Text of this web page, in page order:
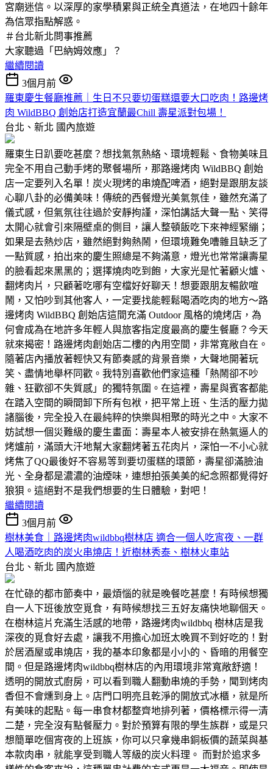
宮廟迷信。以深厚的家學積累與正統全真道法，在地四十餘年
為信眾指點解惑。
＃台北新北問事推薦
大家聽過「巴納姆效應」？
繼續閱讀
3個月前
羅東慶生餐廳推薦｜生日不只要切蛋糕還要大口吃肉！路邊烤
肉 WildBBQ 創始店打造宜蘭最Chill 壽星派對包場！
台北、新北 國內旅遊
羅東生日趴要吃甚麼？想找氣氛熱絡、環境輕鬆、食物美味且
完全不用自己動手烤的聚餐場所，那路邊烤肉 WildBBQ 創始
店一定要列入名單！炭火現烤的串燒配啤酒，絕對是跟朋友談
心聊八卦的必備美味！傳統的西餐燈光美氣氛佳，雖然充滿了
儀式感，但氣氛往往過於安靜拘謹，深怕講話大聲一點、笑得
太開心就會引來隔壁桌的側目，讓人整頓飯吃下來神經緊繃；
如果是去熱炒店，雖然絕對夠熱鬧，但環境難免嘈雜且缺乏了
一點質感，拍出來的慶生照總是不夠滿意，燈光也常常讓壽星
的臉看起來黑黑的；選擇燒肉吃到飽，大家光是忙著顧火爐、
翻烤肉片，只顧著吃哪有空檔好好聊天！想要跟朋友暢飲喧
鬧，又怕吵到其他客人，一定要找能輕鬆喝酒吃肉的地方～路
邊烤肉 WildBBQ 創始店這間充滿 Outdoor 風格的燒烤店，為
何會成為在地許多年輕人與旅客指定度最高的慶生餐廳？今天
就來揭密！路邊烤肉創始店二樓的內用空間，非常寬敞自在。
隨著店內播放著輕快又有節奏感的背景音樂，大聲地開著玩
笑、盡情地舉杯同歡。我特別喜歡他們家這種「熱鬧卻不吵
雜、狂歡卻不失質感」的獨特氛圍。在這裡，壽星與賓客都能
在踏入空間的瞬間卸下所有包袱，把平常上班、生活的壓力拋
諸腦後，完全投入在最純粹的快樂與相聚的時光之中。大家不
妨試想一個災難級的慶生畫面：壽星本人被安排在熱氣逼人的
烤爐前，滿頭大汗地幫大家翻烤著五花肉片，深怕一不小心就
烤焦了QQ最後好不容易等到要切蛋糕的環節，壽星卻滿臉油
光、全身都是濃濃的油煙味，連想拍張美美的紀念照都覺得好
狼狽。這絕對不是我們想要的生日體驗，對吧！
繼續閱讀
3個月前
樹林美食｜路邊烤肉wildbbq樹林店 適合一個人吃宵夜、一群
人喝酒吃肉的炭火串燒店！近樹林秀泰、樹林火車站
台北、新北 國內旅遊
在忙碌的都市節奏中，最煩惱的就是晚餐吃甚麼！有時候想獨
自一人下班後放空覓食，有時候想找三五好友痛快地聊個天。
在樹林這片充滿生活感的地帶，路邊烤肉wildbbq 樹林店是我
深夜的覓食好去處，讓我不用擔心加班太晚買不到好吃的！對
於居酒屋或串燒店，我的基本印象都是小小的、昏暗的用餐空
間。但是路邊烤肉wildbbq樹林店的內用環境非常寬敞舒適！
透明的開放式廚房，可以看到職人翻動串燒的手勢，聞到烤肉
香但不會燻到身上。店門口明亮且乾淨的開放式冰櫃，就是所
有美味的起點。每一串食材都整齊地排列著，價格標示得一清
二楚，完全沒有點餐壓力。對於預算有限的學生族群，或是只
想簡單吃個宵夜的上班族，你可以只拿幾串銅板價的蔬菜與基
本款肉串，就能享受到職人等級的炭火料理。 而對於追求多